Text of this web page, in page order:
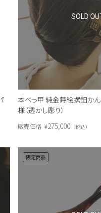
本べっ甲 純金蒔絵螺鈿か
様（透かし彫り）
販売価格 ¥275,000 税込
SOLD
限定商品